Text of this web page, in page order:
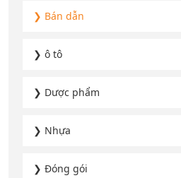
❯ Bán dẫn
❯ ô tô
❯ Dược phẩm
❯ Nhựa
❯ Đóng gói